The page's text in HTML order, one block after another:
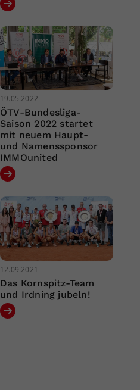
19.05.2022
ÖTV-Bundesliga-
Saison 2022 startet
mit neuem Haupt-
und Namenssponsor
IMMOunited
12.09.2021
Das Kornspitz-Team
und Irdning jubeln!